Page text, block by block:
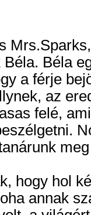
Béla
a férje
az
felé,
hogy hol
annak